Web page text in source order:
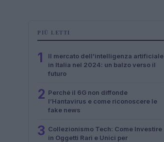
PIÙ LETTI
1
Il mercato dell’intelligenza artificiale
in Italia nel 2024: un balzo verso il
futuro
2 Perché il 6G non diffonde
l’Hantavirus e come riconoscere le
fake news
3 Collezionismo Tech: Come Investire
in Oggetti Rari e Unici per